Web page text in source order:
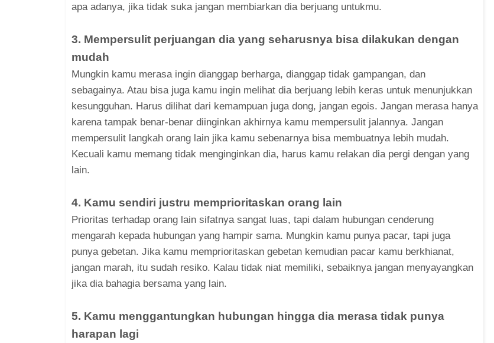
apa adanya, jika tidak suka jangan membiarkan dia berjuang untukmu.
3. Mempersulit perjuangan dia yang seharusnya bisa dilakukan dengan
mudah
Mungkin kamu merasa ingin dianggap berharga, dianggap tidak gampangan, dan
sebagainya. Atau bisa juga kamu ingin melihat dia berjuang lebih keras untuk menunjukkan
kesungguhan. Harus dilihat dari kemampuan juga dong, jangan egois. Jangan merasa hanya
karena tampak benar-benar diinginkan akhirnya kamu mempersulit jalannya. Jangan
mempersulit langkah orang lain jika kamu sebenarnya bisa membuatnya lebih mudah.
Kecuali kamu memang tidak menginginkan dia, harus kamu relakan dia pergi dengan yang
lain.
4. Kamu sendiri justru memprioritaskan orang lain
Prioritas terhadap orang lain sifatnya sangat luas, tapi dalam hubungan cenderung
mengarah kepada hubungan yang hampir sama. Mungkin kamu punya pacar, tapi juga
punya gebetan. Jika kamu memprioritaskan gebetan kemudian pacar kamu berkhianat,
jangan marah, itu sudah resiko. Kalau tidak niat memiliki, sebaiknya jangan menyayangkan
jika dia bahagia bersama yang lain.
5. Kamu menggantungkan hubungan hingga dia merasa tidak punya
harapan lagi